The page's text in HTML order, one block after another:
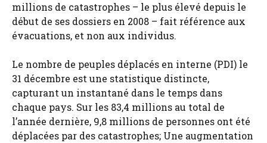
millions de catastrophes – le plus élevé depuis le
début de ses dossiers en 2008 – fait référence aux
évacuations, et non aux individus.
Le nombre de peuples déplacés en interne (PDI) le
31 décembre est une statistique distincte,
capturant un instantané dans le temps dans
chaque pays. Sur les 83,4 millions au total de
l’année dernière, 9,8 millions de personnes ont été
déplacées par des catastrophes; Une augmentation